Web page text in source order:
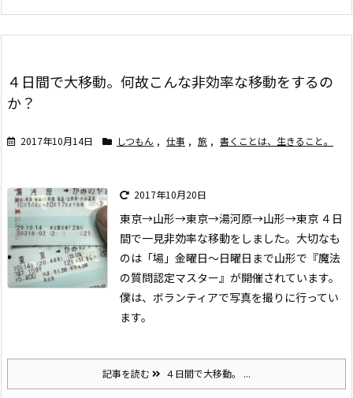
４日間で大移動。何故こんな非効率な移動をするの
か？
2017年10月14日 しつもん , 仕事 , 旅 , 書くことは、生きること。
2017年10月20日
東京→山形→東京→湯河原→山形→東京 ４日
間で一見非効率な移動をしました。 大切なも
のは「場」 金曜日〜日曜日まで山形で『魔法
の質問認定マスター』が開催されています。
僕は、ボランティアで写真を撮りに行ってい
ます。
記事を読む ４日間で大移動。 ...